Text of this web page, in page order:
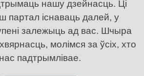
нашу дзейнасць. Ці
партал існаваць далей, у
залежыць ад вас. Шчыра
молімся за ўсіх, хто
нас падтрымлівае.